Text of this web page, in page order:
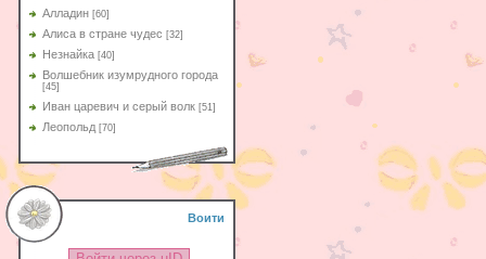
Алладин [60]
Aлиса в стране чудес [32]
Незнайка [40]
Волшебник изумрудного города
[45]
Иван царевич и серый волк [51]
Леопольд [70]
Воити